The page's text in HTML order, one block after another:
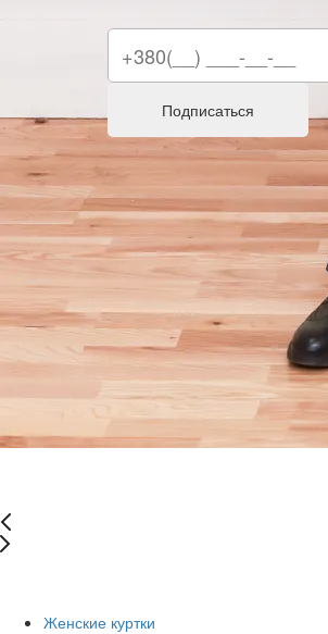
Женские куртки
Подписаться